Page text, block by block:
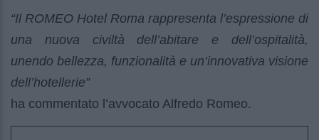
“Il ROMEO Hotel Roma rappresenta l’espressione di
una nuova civiltà dell’abitare e dell’ospitalità,
unendo bellezza, funzionalità e un’innovativa visione
dell’hotellerie”
ha commentato l’avvocato Alfredo Romeo.